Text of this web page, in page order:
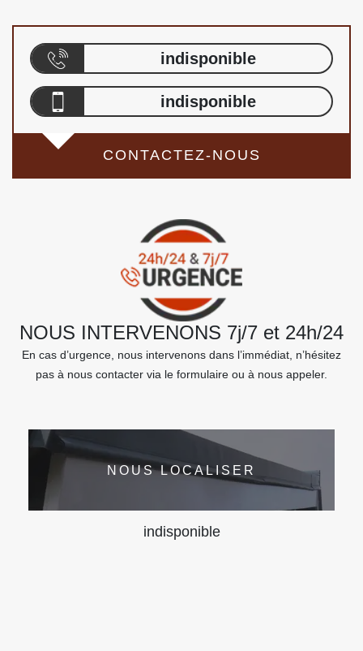
indisponible
indisponible
CONTACTEZ-NOUS
NOUS INTERVENONS 7j/7 et 24h/24
En cas d’urgence, nous intervenons dans l’immédiat, n’hésitez
pas à nous contacter via le formulaire ou à nous appeler.
NOUS LOCALISER
indisponible